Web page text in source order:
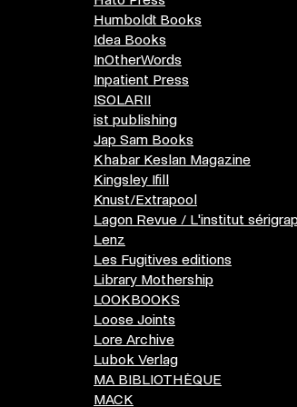
Humboldt Books
Idea Books
InOtherWords
Inpatient Press
ISOLARII
ist publishing
Jap Sam Books
Khabar Keslan Magazine
Kingsley Ifill
Knust/Extrapool
Lagon Revue / L'institut
Lenz
Les Fugitives editions
Library Mothership
LOOKBOOKS
Loose Joints
Lore Archive
Lubok Verlag
MA BIBLIOTHÈQUE
MACK